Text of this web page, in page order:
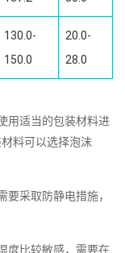
130.0-
150.0
20.0-
28.0
用适当的包装材料进
料可以选择泡沫
采取防静电措施，
度比较敏感，需要在